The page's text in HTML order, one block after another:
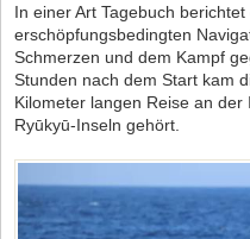
In einer Art Tagebuch
erschöpfungsbedingten
Schmerzen und dem Kampf
Stunden nach dem Start kam
Kilometer langen Reise an
Ryūkyū-Inseln gehört.